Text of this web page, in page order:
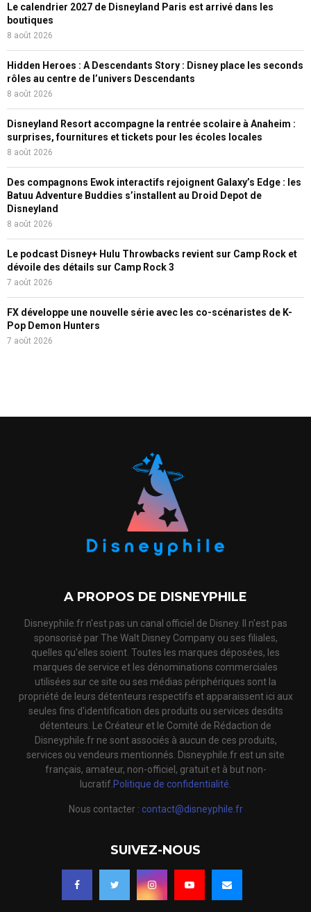
Le calendrier 2027 de Disneyland Paris est arrivé dans les
boutiques
8 août 2026
Hidden Heroes : A Descendants Story : Disney place les seconds
rôles au centre de l’univers Descendants
8 août 2026
Disneyland Resort accompagne la rentrée scolaire à Anaheim :
surprises, fournitures et tickets pour les écoles locales
8 août 2026
Des compagnons Ewok interactifs rejoignent Galaxy’s Edge : les
Batuu Adventure Buddies s’installent au Droid Depot de
Disneyland
8 août 2026
Le podcast Disney+ Hulu Throwbacks revient sur Camp Rock et
dévoile des détails sur Camp Rock 3
7 août 2026
FX développe une nouvelle série avec les co-scénaristes de K-
Pop Demon Hunters
7 août 2026
A PROPOS DE DISNEYPHILE
Disneyphile.fr n'est pas un canal officiel de Disney. Il n'est pas
sponsorisé par The Walt Disney Company ou ses filiales,
quelles qu'elles soient. Toutes les marques déposées, les
marques de service et les dénominations commerciales
utilisées sur ce site ou ses médias périphériques sont la
propriété de leurs détenteurs respectifs et apparaissent ici aux
seules fins d'identification des produits ou services desdits
détenteurs. Le Créateur et le Comité de Rédaction de
Disneyphile.fr ne sont associés à aucun de ces produits,
services ou vendeurs mentionnés. Disneyphile.fr est un site
français, amateur, non-officiel, gratuit et à but non-
lucratif.Politique de confidentialité.
Nous contacter : contact@disneyphile.fr
SUIVEZ-NOUS